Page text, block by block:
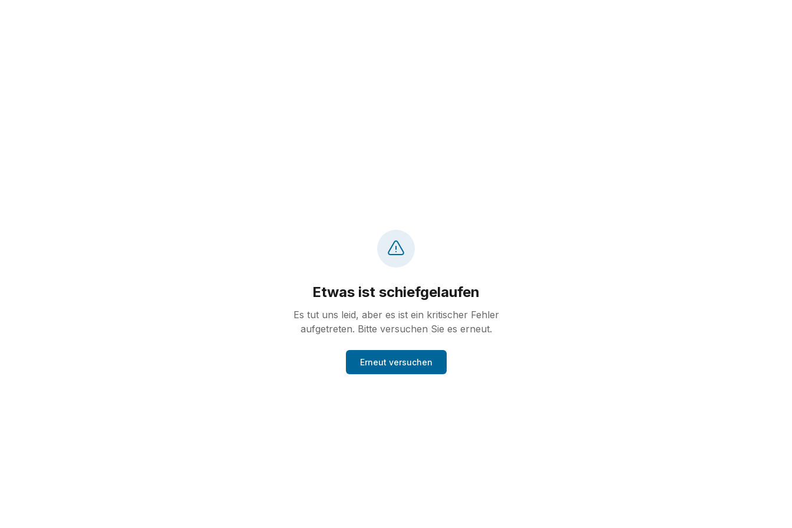
Etwas ist schiefgelaufen
Es tut uns leid, aber es ist ein kritischer Fehler
aufgetreten. Bitte versuchen Sie es erneut.
Erneut versuchen